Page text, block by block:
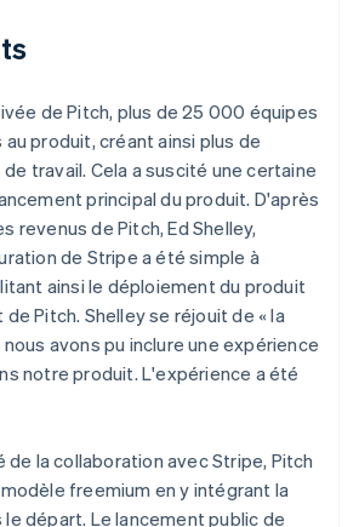
de Pitch, plus de 25 000 équipes
produit, créant ainsi plus de
travail. Cela a suscité une certaine
principal du produit. D'après
revenus de Pitch, Ed Shelley,
de Stripe a été simple à
ainsi le déploiement du produit
Pitch. Shelley se réjouit de « la
avons pu inclure une expérience
notre produit. L'expérience a été
de la collaboration avec Stripe, Pitch
freemium en y intégrant la
départ. Le lancement public de